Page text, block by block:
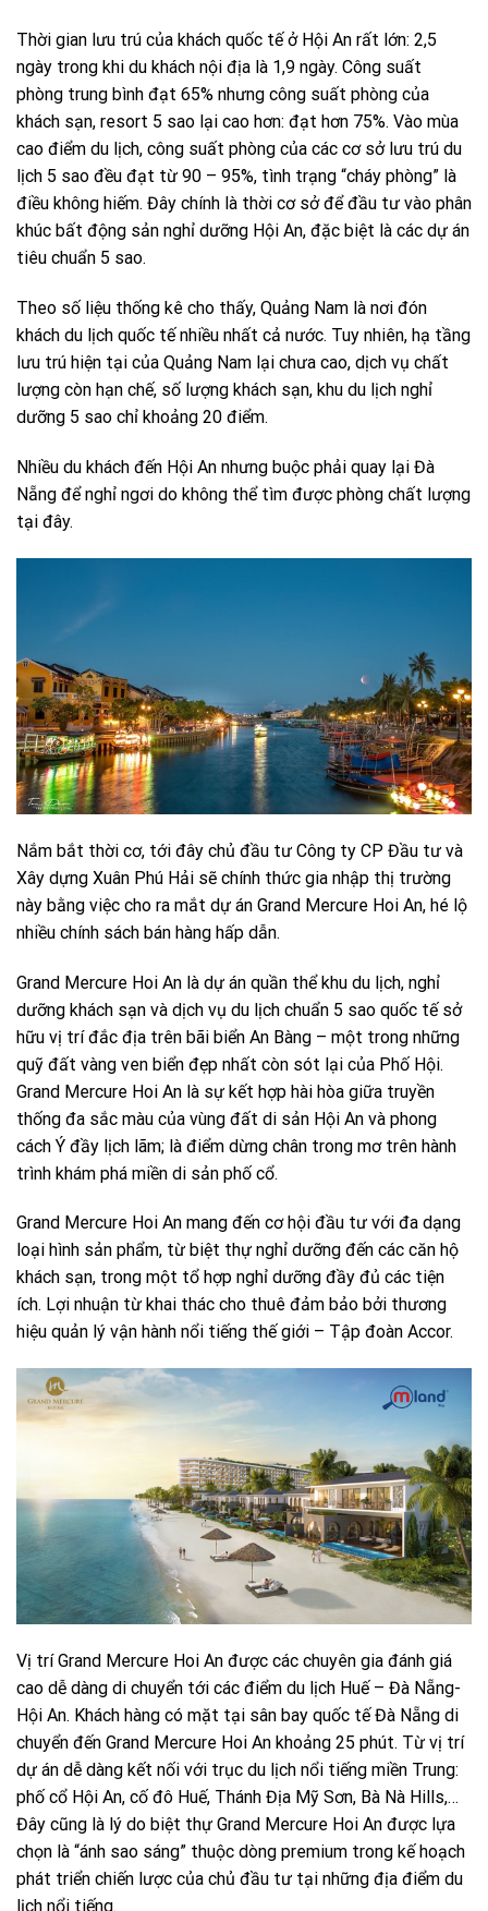
Thời gian lưu trú của khách quốc tế ở Hội An rất lớn: 2,5
ngày trong khi du khách nội địa là 1,9 ngày. Công suất
phòng trung bình đạt 65% nhưng công suất phòng của
khách sạn, resort 5 sao lại cao hơn: đạt hơn 75%. Vào mùa
cao điểm du lịch, công suất phòng của các cơ sở lưu trú du
lịch 5 sao đều đạt từ 90 – 95%, tình trạng “cháy phòng” là
điều không hiếm. Đây chính là thời cơ sở để đầu tư vào phân
khúc bất động sản nghỉ dưỡng Hội An, đặc biệt là các dự án
tiêu chuẩn 5 sao.
Theo số liệu thống kê cho thấy, Quảng Nam là nơi đón
khách du lịch quốc tế nhiều nhất cả nước. Tuy nhiên, hạ tầng
lưu trú hiện tại của Quảng Nam lại chưa cao, dịch vụ chất
lượng còn hạn chế, số lượng khách sạn, khu du lịch nghỉ
dưỡng 5 sao chỉ khoảng 20 điểm.
Nhiều du khách đến Hội An nhưng buộc phải quay lại Đà
Nẵng để nghỉ ngơi do không thể tìm được phòng chất lượng
tại đây.
Nắm bắt thời cơ, tới đây chủ đầu tư Công ty CP Đầu tư và
Xây dựng Xuân Phú Hải sẽ chính thức gia nhập thị trường
này bằng việc cho ra mắt dự án Grand Mercure Hoi An, hé lộ
nhiều chính sách bán hàng hấp dẫn.
Grand Mercure Hoi An là dự án quần thể khu du lịch, nghỉ
dưỡng khách sạn và dịch vụ du lịch chuẩn 5 sao quốc tế sở
hữu vị trí đắc địa trên bãi biển An Bàng – một trong những
quỹ đất vàng ven biển đẹp nhất còn sót lại của Phố Hội.
Grand Mercure Hoi An là sự kết hợp hài hòa giữa truyền
thống đa sắc màu của vùng đất di sản Hội An và phong
cách Ý đầy lịch lãm; là điểm dừng chân trong mơ trên hành
trình khám phá miền di sản phố cổ.
Grand Mercure Hoi An mang đến cơ hội đầu tư với đa dạng
loại hình sản phẩm, từ biệt thự nghỉ dưỡng đến các căn hộ
khách sạn, trong một tổ hợp nghỉ dưỡng đầy đủ các tiện
ích. Lợi nhuận từ khai thác cho thuê đảm bảo bởi thương
hiệu quản lý vận hành nổi tiếng thế giới – Tập đoàn Accor.
Vị trí Grand Mercure Hoi An được các chuyên gia đánh giá
cao dễ dàng di chuyển tới các điểm du lịch Huế – Đà Nẵng-
Hội An. Khách hàng có mặt tại sân bay quốc tế Đà Nẵng di
chuyển đến Grand Mercure Hoi An khoảng 25 phút. Từ vị trí
dự án dễ dàng kết nối với trục du lịch nổi tiếng miền Trung:
phố cổ Hội An, cố đô Huế, Thánh Địa Mỹ Sơn, Bà Nà Hills,…
Đây cũng là lý do biệt thự Grand Mercure Hoi An được lựa
chọn là “ánh sao sáng” thuộc dòng premium trong kế hoạch
phát triển chiến lược của chủ đầu tư tại những địa điểm du
lịch nổi tiếng.